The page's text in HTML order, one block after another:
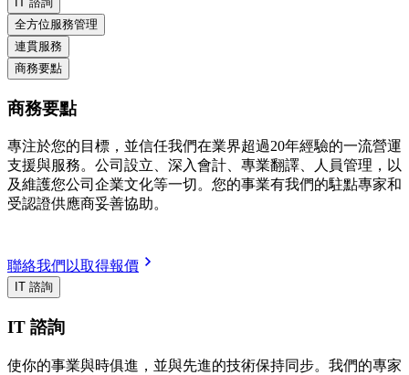
全方位服務管理
連貫服務
商務要點
商務要點
專注於您的目標，並信任我們在業界超過20年經驗的一流營運
支援與服務。公司設立、深入會計、專業翻譯、人員管理，以
及維護您公司企業文化等一切。您的事業有我們的駐點專家和
受認證供應商妥善協助。
聯絡我們以取得報價
IT 諮詢
IT 諮詢
使你的事業與時俱進，並與先進的技術保持同步。我們的專家